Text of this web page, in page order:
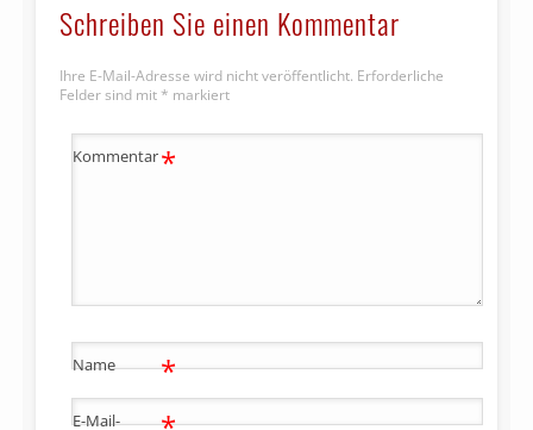
Schreiben Sie einen Kommentar
Ihre E-Mail-Adresse wird nicht veröffentlicht. Erforderliche
Felder sind mit * markiert
Kommentar*
Name *
E-Mail-